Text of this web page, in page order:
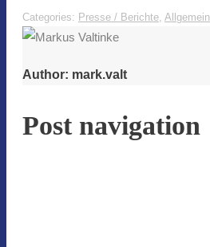
Categories: Presse / Berichte, Allgemein
Author: mark.valt
Post navigation